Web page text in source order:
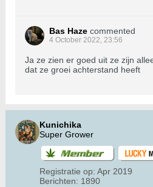
Bas Haze commented
4 October 2022, 23:56
Ja ze zien er goed uit ze zijn
dat ze groei achterstand heeft
Kunichika
Super Grower
Registratie op: Apr 2019
Berichten: 1890